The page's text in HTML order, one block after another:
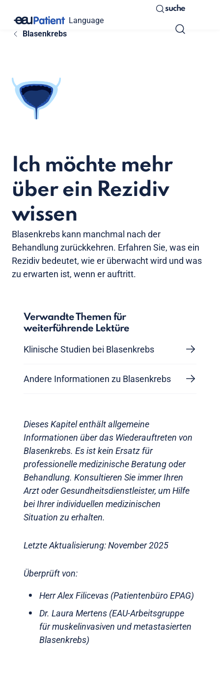
Language
suche
Blasenkrebs
Ich möchte mehr
über ein Rezidiv
wissen
Blasenkrebs kann manchmal nach der
Behandlung zurückkehren. Erfahren Sie, was ein
Rezidiv bedeutet, wie er überwacht wird und was
zu erwarten ist, wenn er auftritt.
Verwandte Themen für
weiterführende Lektüre
Klinische Studien bei Blasenkrebs
Andere Informationen zu Blasenkrebs
Dieses Kapitel enthält allgemeine
Informationen über das Wiederauftreten von
Blasenkrebs. Es ist kein Ersatz für
professionelle medizinische Beratung oder
Behandlung. Konsultieren Sie immer Ihren
Arzt oder Gesundheitsdienstleister, um Hilfe
bei Ihrer individuellen medizinischen
Situation zu erhalten.
Letzte Aktualisierung: November 2025
Überprüft von:
Herr Alex Filicevas (Patientenbüro EPAG)
Dr. Laura Mertens (EAU-Arbeitsgruppe
für muskelinvasiven und metastasierten
Blasenkrebs)